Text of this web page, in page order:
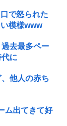
で怒られた
模様www
去最多ペー
に
他人の赤ち
ム出てきて好